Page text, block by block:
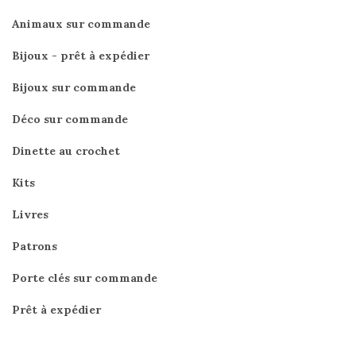
Animaux sur commande
Bijoux - prêt à expédier
Bijoux sur commande
Déco sur commande
Dinette au crochet
Kits
Livres
Patrons
Porte clés sur commande
Prêt à expédier